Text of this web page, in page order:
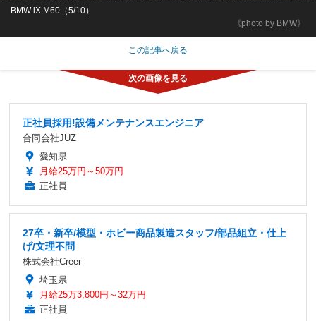
《photo by BMW》
BMW iX M60（5/10）
この記事へ戻る
正社員採用!設備メンテナンスエンジニア
合同会社JUZ
愛知県
月給25万円～50万円
正社員
27卒・新卒/模型・ホビー商品製造スタッフ/部品組立・仕上
げ/文理不問
株式会社Creer
埼玉県
月給25万3,800円～32万円
正社員